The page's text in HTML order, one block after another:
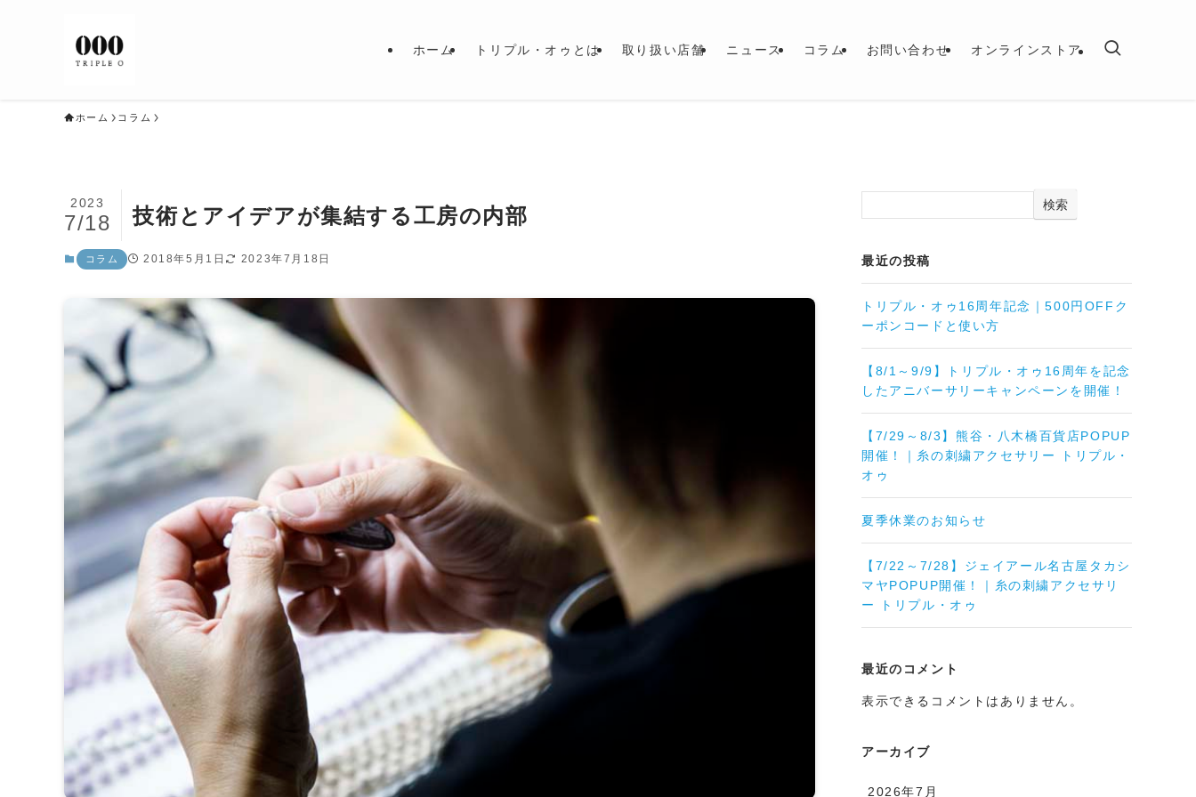
ホーム トリプル・オゥとは 取り扱い店舗 ニュース コラム お問い合わせ オンラインストア
ホーム コラム
技術とアイデアが集結する工房の内部
2023
7/18
コラム 2018年5月1日 2023年7月18日
検索
最近の投稿
トリプル・オゥ16周年記念｜500円OFFク
ーポンコードと使い方
【8/1～9/9】トリプル・オゥ16周年を記念
したアニバーサリーキャンペーンを開催！
【7/29～8/3】熊谷・八木橋百貨店POPUP
開催！｜糸の刺繍アクセサリー トリプル・
オゥ
夏季休業のお知らせ
【7/22～7/28】ジェイアール名古屋タカシ
マヤPOPUP開催！｜糸の刺繍アクセサリ
ー トリプル・オゥ
最近のコメント
表示できるコメントはありません。
アーカイブ
2026年7月